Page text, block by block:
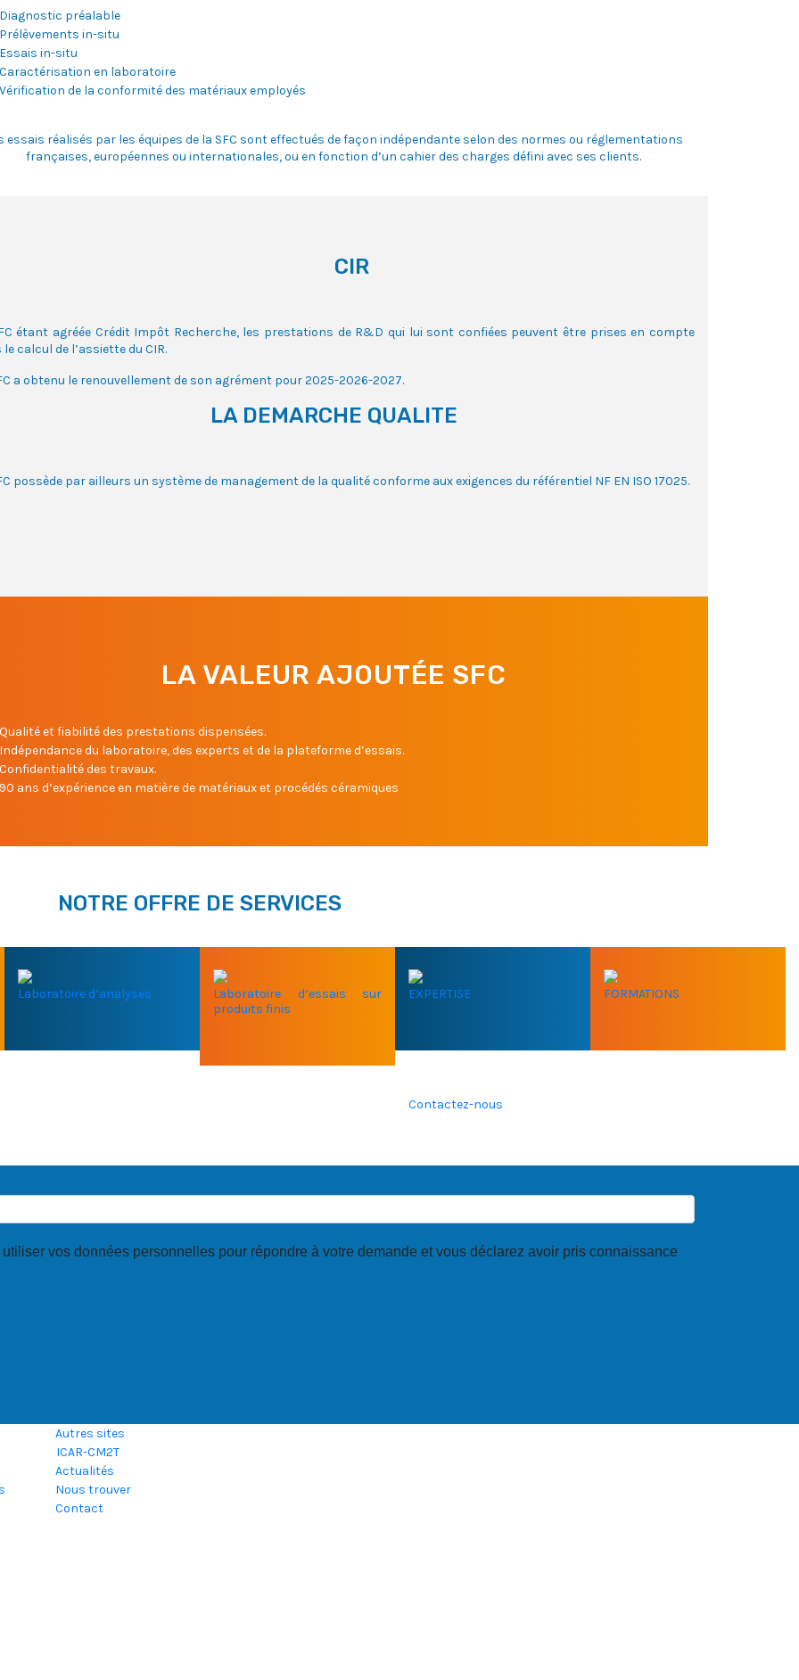
Diagnostic préalable
Prélèvements in-situ
Essais in-situ
Caractérisation en laboratoire
Vérification de la conformité des matériaux employés
essais réalisés par les équipes de la SFC sont effectués de façon indépendante selon des normes ou réglementations
françaises, européennes ou internationales, ou en fonction d’un cahier des charges défini avec ses clients.
CIR
étant agréée Crédit Impôt Recherche, les prestations de R&D qui lui sont confiées peuvent être prises en compte
calcul de l’assiette du CIR.
a obtenu le renouvellement de son agrément pour 2025-2026-2027.
LA DEMARCHE QUALITE
possède par ailleurs un système de management de la qualité conforme aux exigences du référentiel NF EN ISO 17025.
LA VALEUR AJOUTÉE SFC
Qualité et fiabilité des prestations dispensées.
Indépendance du laboratoire, des experts et de la plateforme d’essais.
Confidentialité des travaux.
90 ans d’expérience en matière de matériaux et procédés céramiques
NOTRE OFFRE DE SERVICES
Laboratoire d’analyses
Laboratoire d’essais sur
produits finis
EXPERTISE FORMATIONS
Contactez-nous
Autres sites
ICAR-CM2T
Actualités
Nous trouver
Contact